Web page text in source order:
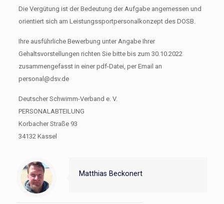
Die Vergütung ist der Bedeutung der Aufgabe angemessen und
orientiert sich am Leistungssportpersonalkonzept des DOSB.
Ihre ausführliche Bewerbung unter Angabe Ihrer
Gehaltsvorstellungen richten Sie bitte bis zum 30.10.2022
zusammengefasst in einer pdf-Datei, per Email an
personal@dsv.de
Deutscher Schwimm-Verband e. V.
PERSONALABTEILUNG
Korbacher Straße 93
34132 Kassel
Matthias Beckonert